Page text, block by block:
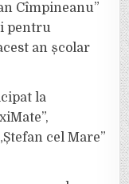
Cîmpineanu”
pentru
an școlar
la
cel Mare”